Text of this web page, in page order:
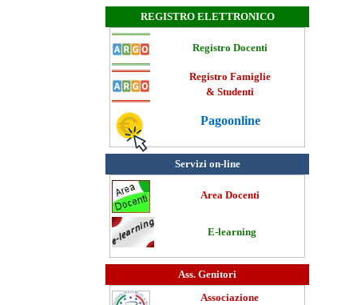
REGISTRO ELETTRONICO
Registro Docenti
Registro Famiglie
& Studenti
Pagoonline
Servizi on-line
Area Docenti
E-learning
Ass. Genitori
Associazione